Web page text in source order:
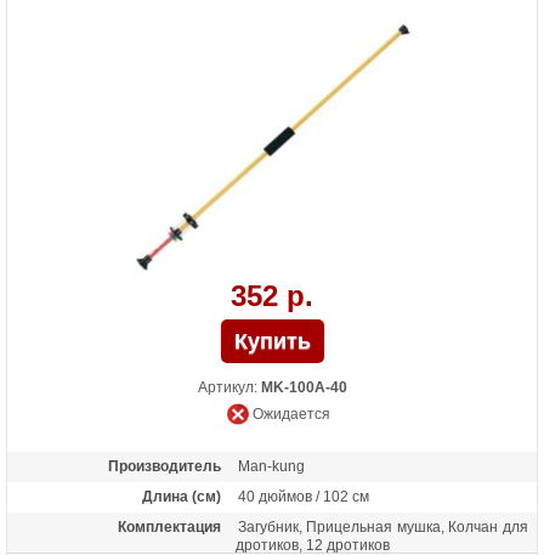
352 р.
Артикул: MK-100A-40
Ожидается
Производитель
Man-kung
Длина (см)
40 дюймов / 102 см
Комплектация
Загубник, Прицельная мушка, Колчан для
дротиков, 12 дротиков